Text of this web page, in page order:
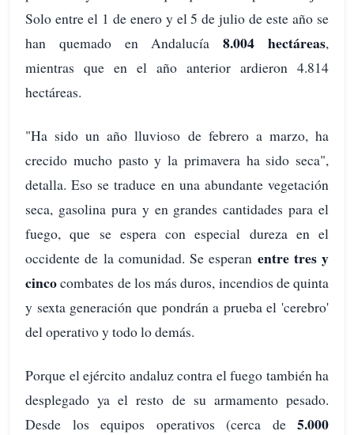
Solo entre el 1 de enero y el 5 de julio de este año se
han quemado en Andalucía8.004 hectáreas,
mientras que en el año anterior ardieron 4.814
hectáreas.
"Ha sido un año lluvioso de febrero a marzo, ha
crecido mucho pasto y la primavera ha sido seca",
detalla. Eso se traduce en una abundante vegetación
seca, gasolina pura y en grandes cantidades para el
fuego, que se espera con especial dureza en el
occidente de la comunidad. Se esperan entre tres y
cincocombates de los más duros, incendios de quinta
y sexta generación que pondrán a prueba el 'cerebro'
del operativo y todo lo demás.
Porque el ejército andaluz contra el fuego también ha
desplegado ya el resto de su armamento pesado.
Desde los equipos operativos (cerca de 5.000